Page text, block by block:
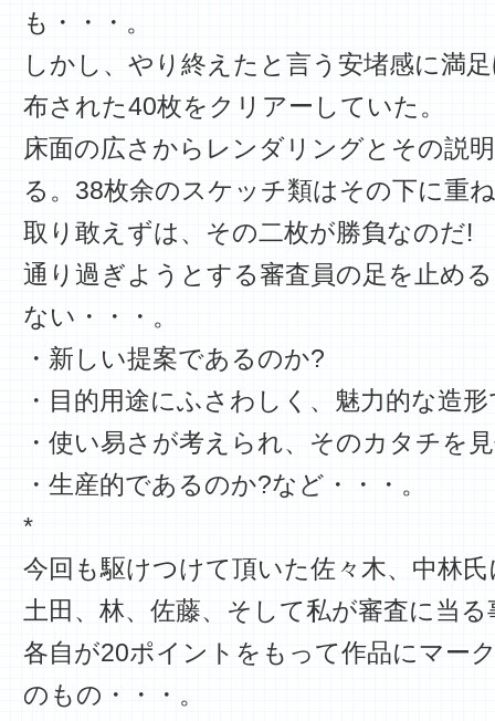
も・・・。
しかし、やり終えたと言う安堵感に満
布された40枚をクリアーしていた。
床面の広さからレンダリングとその説
る。38枚余のスケッチ類はその下に重
取り敢えずは、その二枚が勝負なのだ!
通り過ぎようとする審査員の足を止め
ない・・・。
・新しい提案であるのか?
・目的用途にふさわしく、魅力的な造
・使い易さが考えられ、そのカタチを
・生産的であるのか?など・・・。
*
今回も駆けつけて頂いた佐々木、中林
土田、林、佐藤、そして私が審査に当
各自が20ポイントをもって作品にマー
のもの・・・。